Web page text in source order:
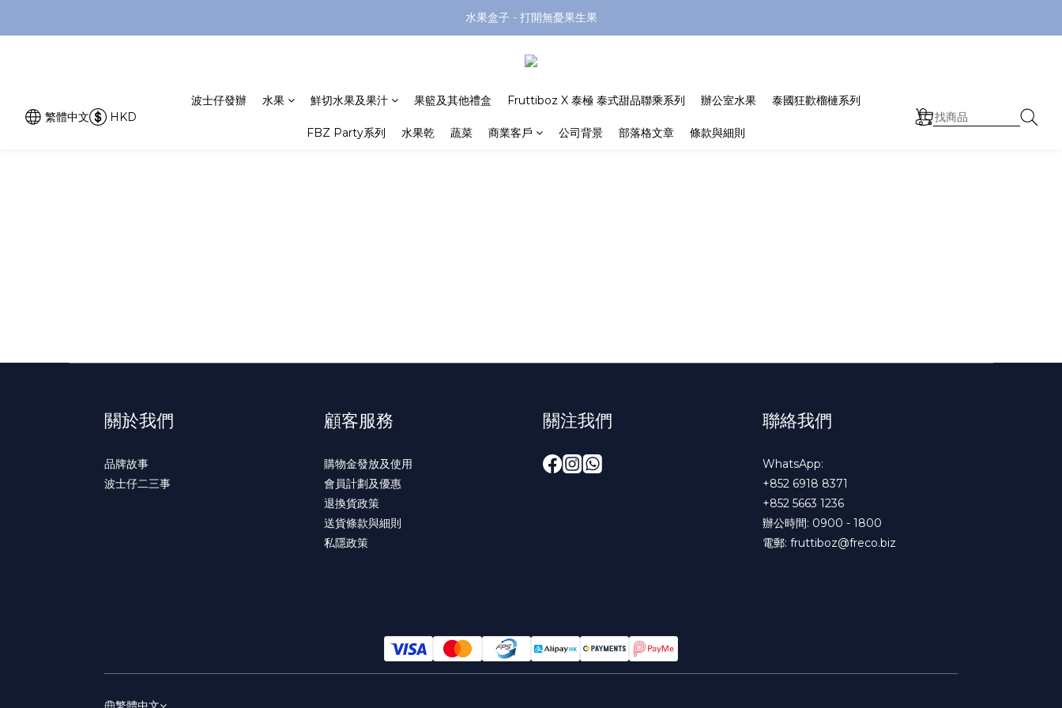
水果盒子 - 打開無憂果生果
繁體中文 HKD
波士仔發辦 水果 鮮切水果及果汁 果籃及其他禮盒 Fruttiboz X 泰極 泰式甜品聯乘系列 辦公室水果 泰國狂歡榴槤系列
FBZ Party系列 水果乾 蔬菜 商業客戶 公司背景 部落格文章 條款與細則
關於我們
品牌故事
波士仔二三事
顧客服務
購物金發放及使用
會員計劃及優惠
退換貨政策
送貨條款與細則
私隱政策
關注我們 聯絡我們
WhatsApp:
+852 6918 8371
+852 5663 1236
辦公時間: 0900 - 1800
電郵: fruttiboz@freco.biz